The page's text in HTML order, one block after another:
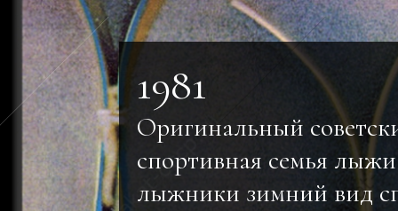
1981
Оригинальный
спортивная семья
лыжники зимний вид